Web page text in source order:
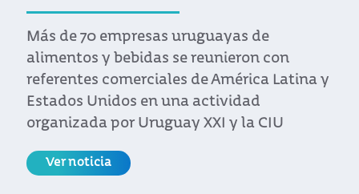
sostenible en la feria supermercadista más
grande de América Latina
Ver noticia